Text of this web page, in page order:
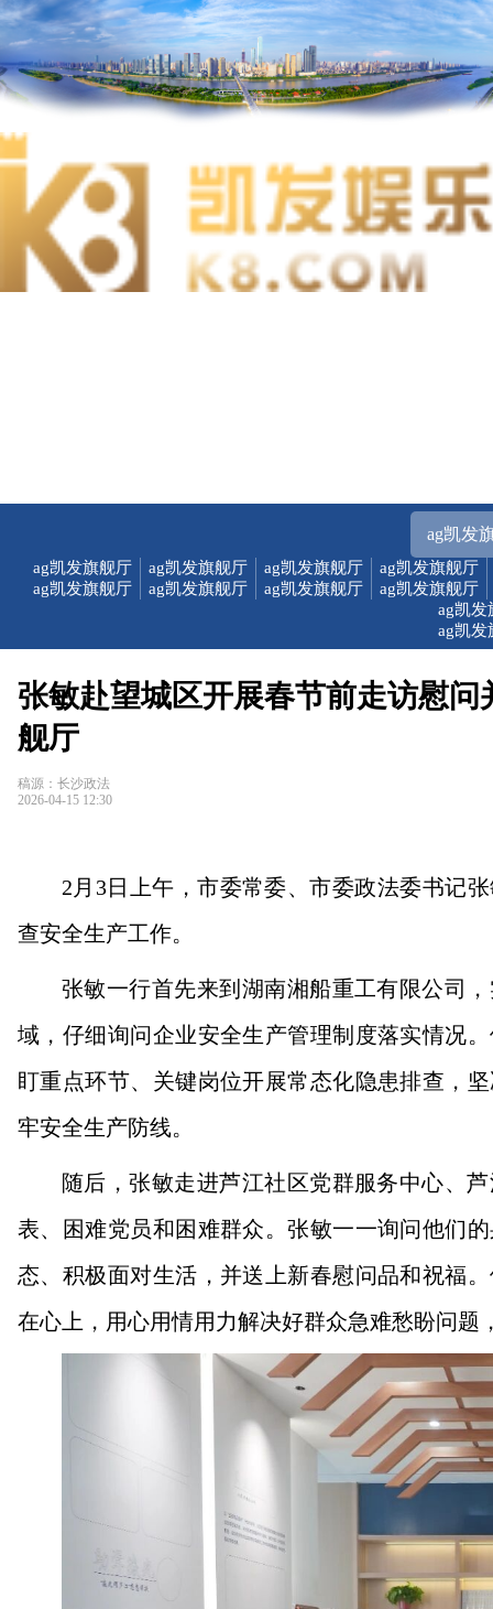
ag凯发
ag凯发旗舰厅
ag凯发旗舰厅
ag凯发旗舰厅
ag凯发旗舰厅
ag凯发旗舰厅
ag凯发旗舰厅
ag凯发旗舰厅
ag凯发旗舰厅
ag凯发
ag凯发
张敏赴望城区开展春节前走访慰
舰厅
稿源：长沙政法
2026-04-15 12:30
2月3日上午，市委常委、市委政法委书记
查安全生产工作。
张敏一行首先来到湖南湘船重工有限公司
域，仔细询问企业安全生产管理制度落实情况
盯重点环节、关键岗位开展常态化隐患排查，
牢安全生产防线。
随后，张敏走进芦江社区党群服务中心、
表、困难党员和困难群众。张敏一一询问他们
态、积极面对生活，并送上新春慰问品和祝福
在心上，用心用情用力解决好群众急难愁盼问题